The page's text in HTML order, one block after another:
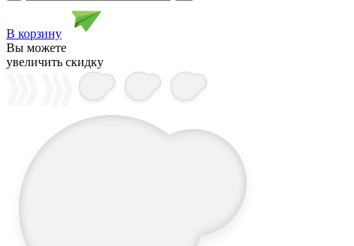
В корзину
Вы можете
увеличить скидку